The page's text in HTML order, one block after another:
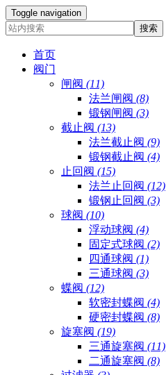
Toggle navigation
首页
阀门
闸阀 (11)
法兰闸阀 (8)
锻钢闸阀 (3)
截止阀 (13)
法兰截止阀 (9)
锻钢截止阀 (4)
止回阀 (15)
法兰止回阀 (12)
锻钢止回阀 (3)
球阀 (10)
浮动球阀 (4)
固定式球阀 (2)
四通球阀 (1)
三通球阀 (3)
蝶阀 (12)
软密封蝶阀 (4)
硬密封蝶阀 (8)
旋塞阀 (19)
三通旋塞阀 (11)
二通旋塞阀 (8)